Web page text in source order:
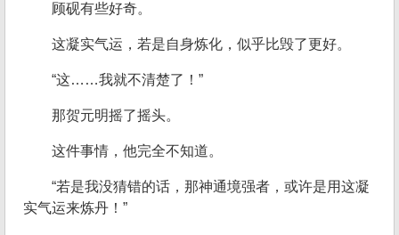
顾砚有些好奇。
这凝实气运，若是自身炼化，似乎比毁了更好。
“这……我就不清楚了！”
那贺元明摇了摇头。
这件事情，他完全不知道。
“若是我没猜错的话，那神通境强者，或许是用这凝
实气运来炼丹！”